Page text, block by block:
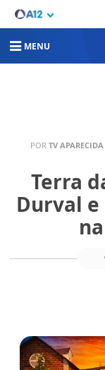
MENU
POR TV APARECIDA
Terra
Durval